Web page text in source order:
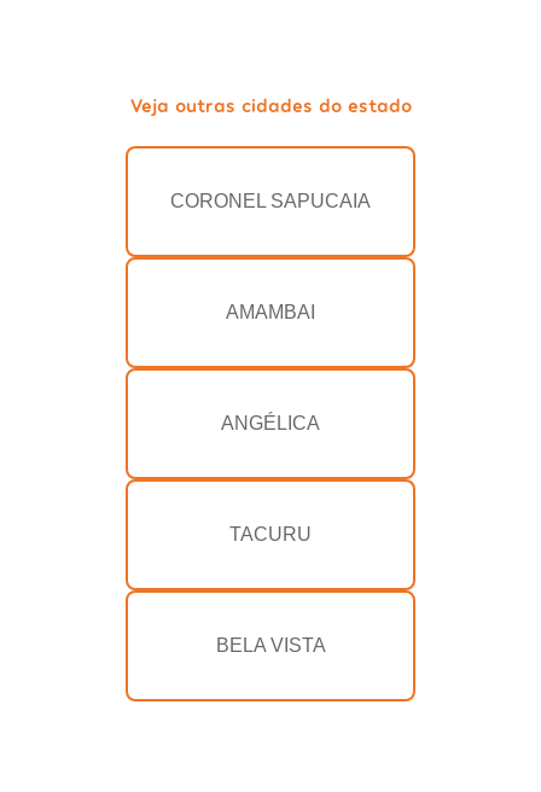
Veja outras cidades do estado
CORONEL SAPUCAIA
AMAMBAI
ANGÉLICA
TACURU
BELA VISTA